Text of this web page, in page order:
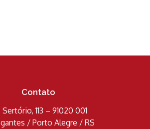
Contato
Sertório, 113 – 91020 001
/ Porto Alegre / RS